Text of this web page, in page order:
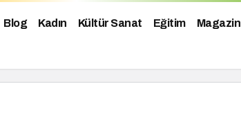
Blog Kadın Kültür Sanat Eğitim Magazin